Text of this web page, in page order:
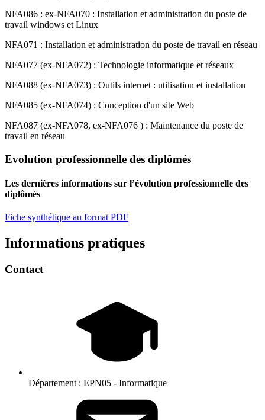
NFA086 : ex-NFA070 : Installation et administration du poste de
travail windows et Linux
NFA071 : Installation et administration du poste de travail en réseau
NFA077 (ex-NFA072) : Technologie informatique et réseaux
NFA088 (ex-NFA073) : Outils internet : utilisation et installation
NFA085 (ex-NFA074) : Conception d'un site Web
NFA087 (ex-NFA078, ex-NFA076 ) : Maintenance du poste de
travail en réseau
Evolution professionnelle des diplômés
Les dernières informations sur l’évolution professionnelle des
diplômés
Fiche synthétique au format PDF
Informations pratiques
Contact
Département : EPN05 - Informatique